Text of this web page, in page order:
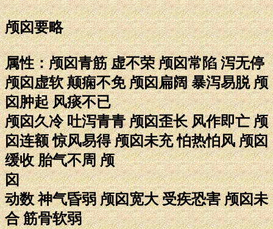
颅囟要略
属性：颅囟青筋 虚不荣 颅囟常陷 泻无停
颅囟虚软 颠痫不免 颅囟扁阔 暴泻易脱 颅
囟肿起 风痰不已
颅囟久冷 吐泻青青 颅囟歪长 风作即亡 颅
囟连额 惊风易得 颅囟未充 怕热怕风 颅囟
缓收 胎气不周 颅
囟
动数 神气昏弱 颅囟宽大 受疾恐害 颅囟未
合 筋骨软弱